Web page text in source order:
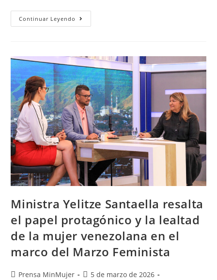
Continuar Leyendo
Ministra Yelitze Santaella resalta
el papel protagónico y la lealtad
de la mujer venezolana en el
marco del Marzo Feminista
Prensa MinMujer
5 de marzo de 2026